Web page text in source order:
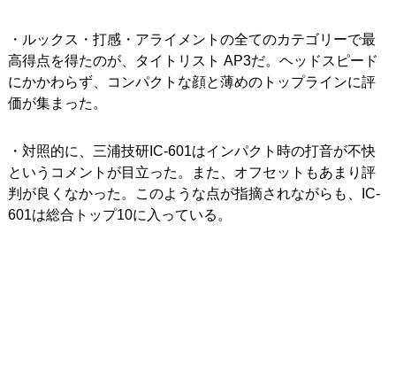
・ルックス・打感・アライメントの全てのカテゴリーで最
高得点を得たのが、タイトリスト AP3だ。ヘッドスピード
にかかわらず、コンパクトな顔と薄めのトップラインに評
価が集まった。
・対照的に、三浦技研IC-601はインパクト時の打音が不快
というコメントが目立った。また、オフセットもあまり評
判が良くなかった。このような点が指摘されながらも、IC-
601は総合トップ10に入っている。